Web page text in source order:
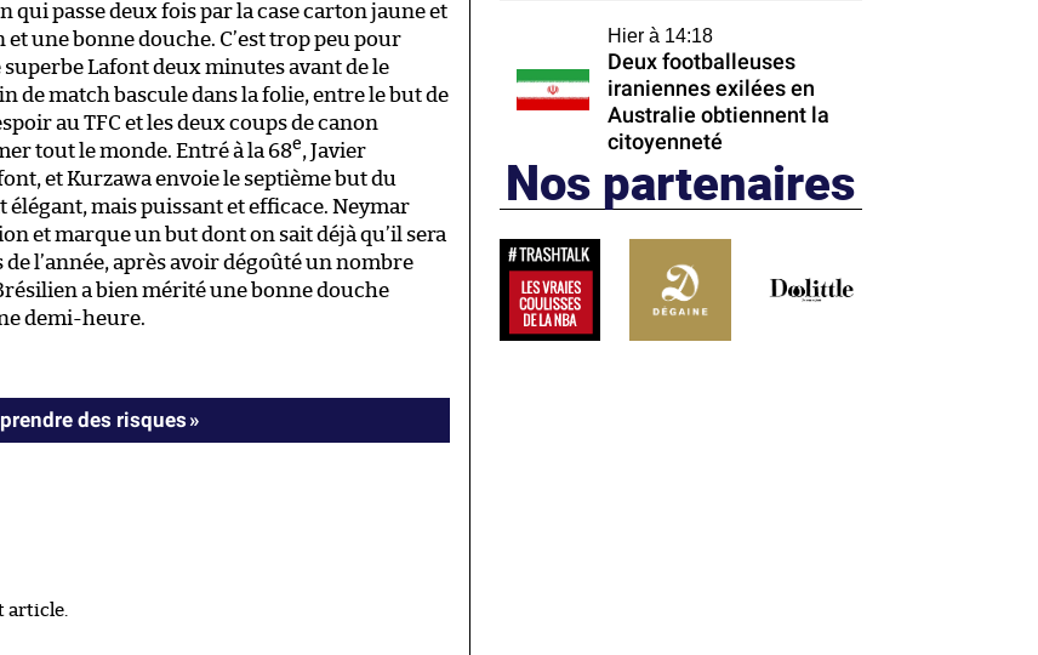
qui passe deux fois par la case carton jaune et
une bonne douche. C’est trop peu pour
Lafont deux minutes avant de le
de match bascule dans la folie, entre le but de
au TFC et les deux coups de canon
tout le monde. Entré à la 68e, Javier
et Kurzawa envoie le septième but du
mais puissant et efficace. Neymar
et marque un but dont on sait déjà qu’il sera
l’année, après avoir dégoûté un nombre
a bien mérité une bonne douche
demi-heure.
des risques »
article.
Hier à 14:18
Deux footballeuses
iraniennes exilées en
Australie obtiennent la
citoyenneté
Nos partenaires